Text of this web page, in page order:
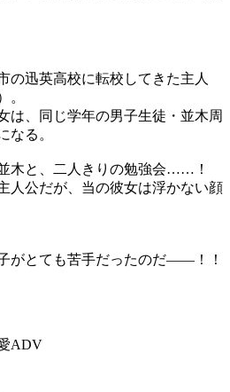
の迅英高校に転校してきた主人
。
は、同じ学年の男子生徒・並木周
なる。
木と、二人きりの勉強会……！
人公だが、当の彼女は浮かない顔
がとても苦手だったのだ――！！
ADV